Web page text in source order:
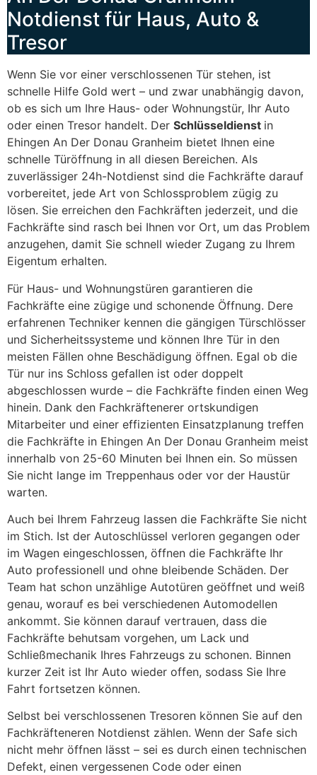
Notdienst für Haus, Auto &
Tresor
Wenn Sie vor einer verschlossenen Tür stehen, ist
schnelle Hilfe Gold wert – und zwar unabhängig davon,
ob es sich um Ihre Haus- oder Wohnungstür, Ihr Auto
oder einen Tresor handelt. Der Schlüsseldienst in
Ehingen An Der Donau Granheim bietet Ihnen eine
schnelle Türöffnung in all diesen Bereichen. Als
zuverlässiger 24h-Notdienst sind die Fachkräfte darauf
vorbereitet, jede Art von Schlossproblem zügig zu
lösen. Sie erreichen den Fachkräften jederzeit, und die
Fachkräfte sind rasch bei Ihnen vor Ort, um das Problem
anzugehen, damit Sie schnell wieder Zugang zu Ihrem
Eigentum erhalten.
Für Haus- und Wohnungstüren garantieren die
Fachkräfte eine zügige und schonende Öffnung. Dere
erfahrenen Techniker kennen die gängigen Türschlösser
und Sicherheitssysteme und können Ihre Tür in den
meisten Fällen ohne Beschädigung öffnen. Egal ob die
Tür nur ins Schloss gefallen ist oder doppelt
abgeschlossen wurde – die Fachkräfte finden einen Weg
hinein. Dank den Fachkräftenerer ortskundigen
Mitarbeiter und einer effizienten Einsatzplanung treffen
die Fachkräfte in Ehingen An Der Donau Granheim meist
innerhalb von 25-60 Minuten bei Ihnen ein. So müssen
Sie nicht lange im Treppenhaus oder vor der Haustür
warten.
Auch bei Ihrem Fahrzeug lassen die Fachkräfte Sie nicht
im Stich. Ist der Autoschlüssel verloren gegangen oder
im Wagen eingeschlossen, öffnen die Fachkräfte Ihr
Auto professionell und ohne bleibende Schäden. Der
Team hat schon unzählige Autotüren geöffnet und weiß
genau, worauf es bei verschiedenen Automodellen
ankommt. Sie können darauf vertrauen, dass die
Fachkräfte behutsam vorgehen, um Lack und
Schließmechanik Ihres Fahrzeugs zu schonen. Binnen
kurzer Zeit ist Ihr Auto wieder offen, sodass Sie Ihre
Fahrt fortsetzen können.
Selbst bei verschlossenen Tresoren können Sie auf den
Fachkräfteneren Notdienst zählen. Wenn der Safe sich
nicht mehr öffnen lässt – sei es durch einen technischen
Defekt, einen vergessenen Code oder einen